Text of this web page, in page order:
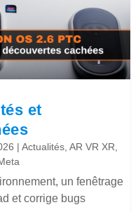
et
|Actualités ,AR VR XR
un fenêtrage
et corrige bugs